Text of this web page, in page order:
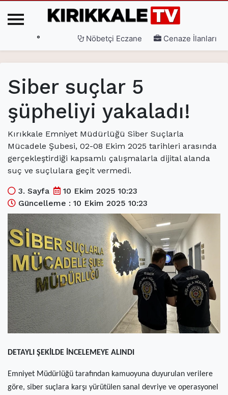
3. Sayfa(current)
Gündem(current)
Siyaset (current)
(current)
Ekonomi(current)
Spor(current)
Sağlık(current)
Kültür Sanat(current)
Teknoloji(current)
Özel Haber(current)
Dünya(current)
Yerel(current)
İller(current)
° Nöbetçi Eczane Cenaze İlanları
Siber suçlar 5
şüpheliyi yakaladı!
Kırıkkale Emniyet Müdürlüğü Siber Suçlarla
Mücadele Şubesi, 02-08 Ekim 2025 tarihleri arasında
gerçekleştirdiği kapsamlı çalışmalarla dijital alanda
suç ve suçlulara geçit vermedi.
3. Sayfa
10 Ekim 2025 10:23
Güncelleme : 10 Ekim 2025 10:23
DETAYLI ŞEKİLDE İNCELEMEYE ALINDI
Emniyet Müdürlüğü tarafından kamuoyuna duyurulan verilere
göre, siber suçlara karşı yürütülen sanal devriye ve operasyonel